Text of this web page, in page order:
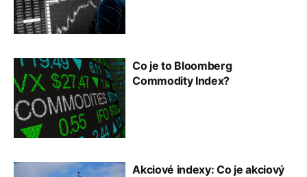
Co je to Bloomberg
Commodity Index?
Akciové indexy: Co je akciový